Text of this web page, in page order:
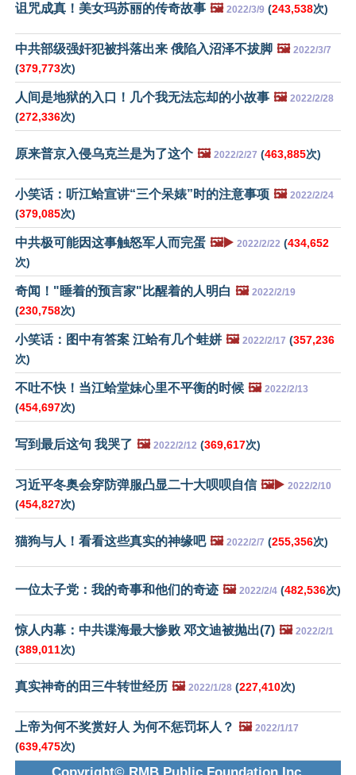
诅咒成真！美女玛苏丽的传奇故事 🖼️ 2022/3/9 (243,538次)
中共部级强奸犯被抖落出来 俄陷入沼泽不拔脚 🖼️ 2022/3/7
(379,773次)
人间是地狱的入口！几个我无法忘却的小故事 🖼️ 2022/2/28
(272,336次)
原来普京入侵乌克兰是为了这个 🖼️ 2022/2/27 (463,885次)
小笑话：听江蛤宣讲“三个呆婊”时的注意事项 🖼️ 2022/2/24
(379,085次)
中共极可能因这事触怒军人而完蛋 🖼️▶️ 2022/2/22 (434,652
次)
奇闻！"睡着的预言家"比醒着的人明白 🖼️ 2022/2/19
(230,758次)
小笑话：图中有答案 江蛤有几个蛙姘 🖼️ 2022/2/17 (357,236
次)
不吐不快！当江蛤堂妹心里不平衡的时候 🖼️ 2022/2/13
(454,697次)
写到最后这句 我哭了 🖼️ 2022/2/12 (369,617次)
习近平冬奥会穿防弹服凸显二十大呗呗自信 🖼️▶️ 2022/2/10
(454,827次)
猫狗与人！看看这些真实的神缘吧 🖼️ 2022/2/7 (255,356次)
一位太子党：我的奇事和他们的奇迹 🖼️ 2022/2/4 (482,536次)
惊人内幕：中共谍海最大惨败 邓文迪被抛出(7) 🖼️ 2022/2/1
(389,011次)
真实神奇的田三牛转世经历 🖼️ 2022/1/28 (227,410次)
上帝为何不奖赏好人 为何不惩罚坏人？ 🖼️ 2022/1/17
(639,475次)